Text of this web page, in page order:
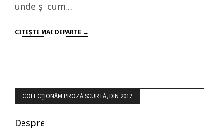
unde și cum…
CITEŞTE MAI DEPARTE →
COLECȚIONĂM PROZĂ SCURTĂ, DIN 2012
Despre